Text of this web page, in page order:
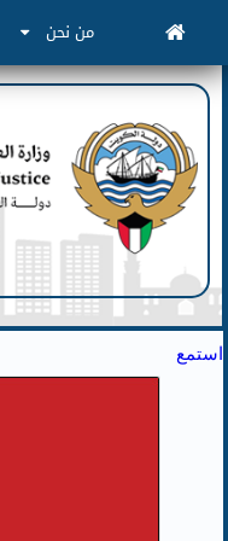
من نحن
استمع